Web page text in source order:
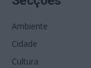
Ambiente
Cidade
Cultura